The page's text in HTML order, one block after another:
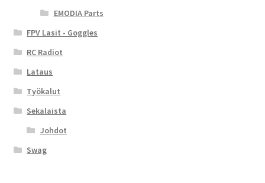
EMODIA Parts
FPV Lasit - Goggles
RC Radiot
Lataus
Työkalut
Sekalaista
Johdot
Swag